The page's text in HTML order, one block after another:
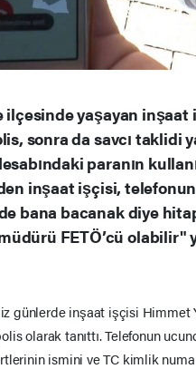
ilçesinde yaşayan
sonra da savcı taklidi
paranın
inşaat işçisi,
bana bacanak diye
FETÖ’cü olabilir"
günlerde inşaat işçisi Himmet
olarak tanıttı. Telefonun
ismini ve TC kimlik